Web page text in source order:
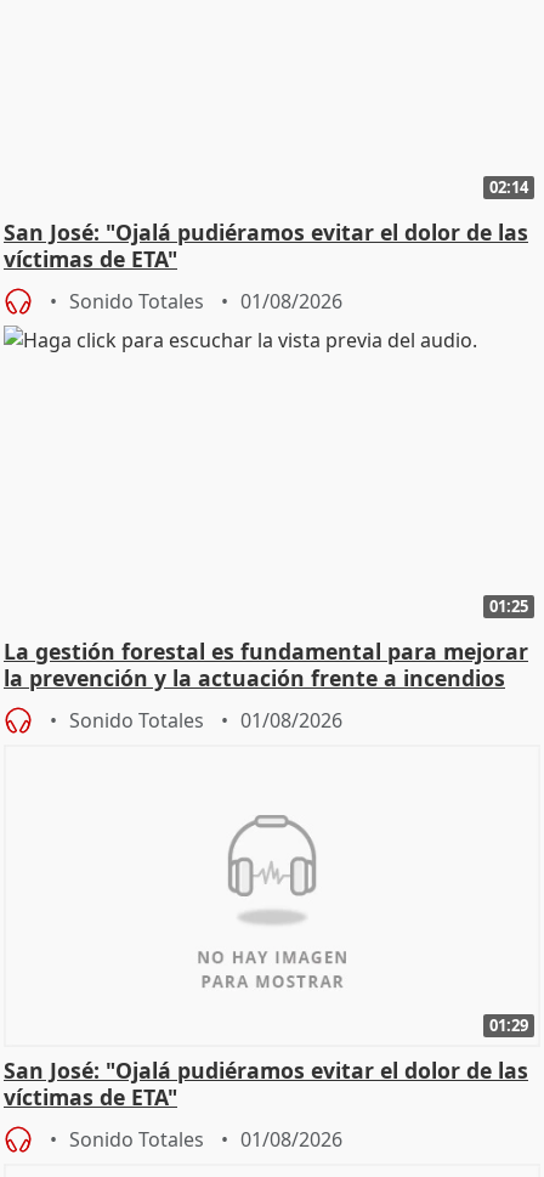
02:14
San José: "Ojalá pudiéramos evitar el dolor de las
víctimas de ETA"
Sonido Totales 01/08/2026
01:25
La gestión forestal es fundamental para mejorar
la prevención y la actuación frente a incendios
Sonido Totales 01/08/2026
01:29
San José: "Ojalá pudiéramos evitar el dolor de las
víctimas de ETA"
Sonido Totales 01/08/2026